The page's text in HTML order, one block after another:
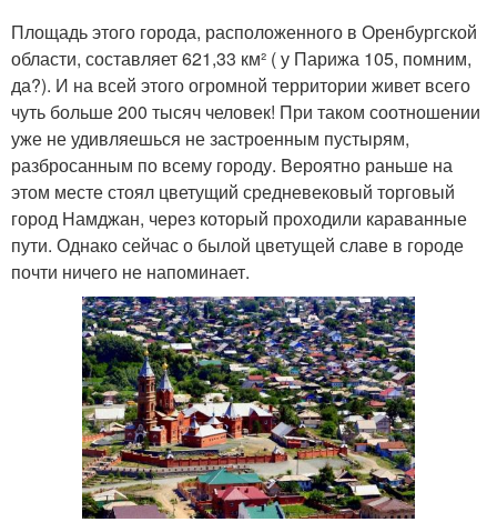
Площадь этого города, расположенного в Оренбургской
области, составляет 621,33 км² ( у Парижа 105, помним,
да?). И на всей этого огромной территории живет всего
чуть больше 200 тысяч человек! При таком соотношении
уже не удивляешься не застроенным пустырям,
разбросанным по всему городу. Вероятно раньше на
этом месте стоял цветущий средневековый торговый
город Намджан, через который проходили караванные
пути. Однако сейчас о былой цветущей славе в городе
почти ничего не напоминает.